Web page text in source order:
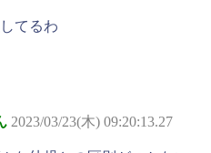
てるわ
2023/03/23(木) 09:20:13.27